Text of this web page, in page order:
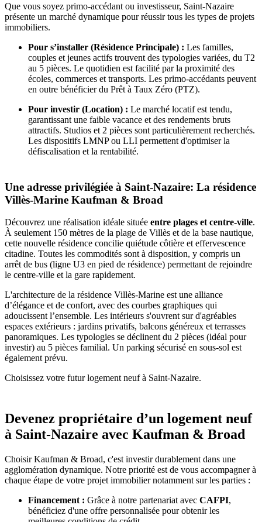
Que vous soyez primo-accédant ou investisseur, Saint-Nazaire
présente un marché dynamique pour réussir tous les types de projets
immobiliers.
Pour s’installer (Résidence Principale) : Les familles,
couples et jeunes actifs trouvent des typologies variées, du T2
au 5 pièces. Le quotidien est facilité par la proximité des
écoles, commerces et transports. Les primo-accédants peuvent
en outre bénéficier du Prêt à Taux Zéro (PTZ).
Pour investir (Location) : Le marché locatif est tendu,
garantissant une faible vacance et des rendements bruts
attractifs. Studios et 2 pièces sont particulièrement recherchés.
Les dispositifs LMNP ou LLI permettent d'optimiser la
défiscalisation et la rentabilité.
Une adresse privilégiée à Saint-Nazaire: La résidence
Villès-Marine Kaufman & Broad
Découvrez une réalisation idéale située entre plages et centre-ville.
À seulement 150 mètres de la plage de Villès et de la base nautique,
cette nouvelle résidence concilie quiétude côtière et effervescence
citadine. Toutes les commodités sont à disposition, y compris un
arrêt de bus (ligne U3 en pied de résidence) permettant de rejoindre
le centre-ville et la gare rapidement.
L'architecture de la résidence Villès-Marine est une alliance
d’élégance et de confort, avec des courbes graphiques qui
adoucissent l’ensemble. Les intérieurs s'ouvrent sur d'agréables
espaces extérieurs : jardins privatifs, balcons généreux et terrasses
panoramiques. Les typologies se déclinent du 2 pièces (idéal pour
investir) au 5 pièces familial. Un parking sécurisé en sous-sol est
également prévu.
Choisissez votre futur logement neuf à Saint-Nazaire.
Devenez propriétaire d’un logement neuf
à Saint-Nazaire avec Kaufman & Broad
Choisir Kaufman & Broad, c'est investir durablement dans une
agglomération dynamique. Notre priorité est de vous accompagner à
chaque étape de votre projet immobilier notamment sur les parties :
Financement : Grâce à notre partenariat avec CAFPI,
bénéficiez d'une offre personnalisée pour obtenir les